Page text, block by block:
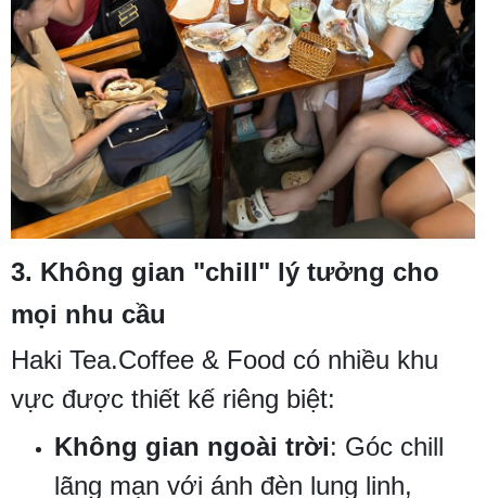
3. Không gian "chill" lý tưởng cho
mọi nhu cầu
Haki Tea.Coffee & Food có nhiều khu
vực được thiết kế riêng biệt:
Không gian ngoài trời: Góc chill
lãng mạn với ánh đèn lung linh,